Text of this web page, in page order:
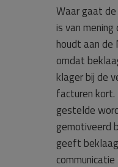
Waar gaat
is van
houdt aan de
omdat
klager bij de
facturen
gestelde
gemotiveerd
geeft